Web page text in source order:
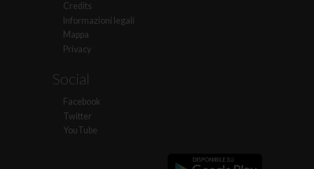
Credits
Informazioni legali
Mappa
Privacy
Social
Facebook
Twitter
YouTube